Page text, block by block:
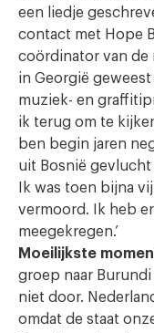
een liedje
contact met Hope
coördinator van de
in Georgië
muziek- en
ik terug om te
ben begin jaren
uit Bosnië gevlucht
Ik was toen bijna
vermoord. Ik heb
meegekregen.’
Moeilijkste
groep naar
niet door.
omdat de staat